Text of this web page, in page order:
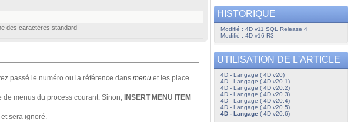
des caractères standard
passé le numéro ou la référence dans menu et les place
de menus du process courant. Sinon, INSERT MENU ITEM
sera ignoré.
HISTORIQUE
Modifié : 4D v11 SQL Release 4
Modifié : 4D v16 R3
UTILISATION DE L'ARTICLE
4D - Langage ( 4D v20)
4D - Langage ( 4D v20.1)
4D - Langage ( 4D v20.2)
4D - Langage ( 4D v20.3)
4D - Langage ( 4D v20.4)
4D - Langage ( 4D v20.5)
4D - Langage( 4D v20.6)